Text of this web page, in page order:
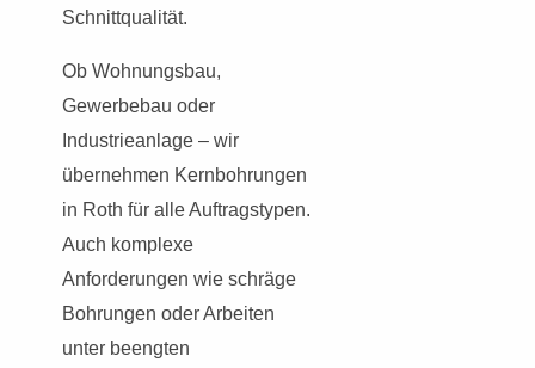
Schnittqualität.
Ob Wohnungsbau,
Gewerbebau oder
Industrieanlage – wir
übernehmen Kernbohrungen
in Roth für alle Auftragstypen.
Auch komplexe
Anforderungen wie schräge
Bohrungen oder Arbeiten
unter beengten